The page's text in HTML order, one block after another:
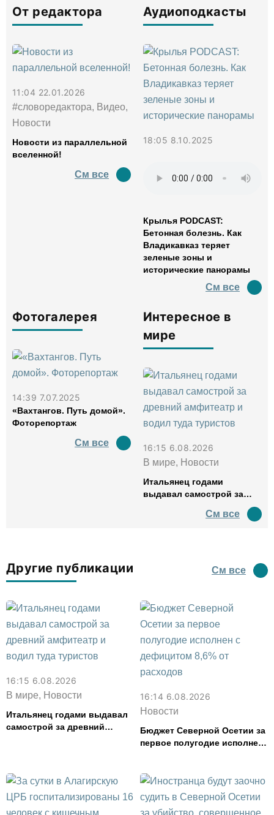
От редактора
11:04 22.01.2026
#словоредактора, Видео,
Новости
Новости из параллельной
вселенной!
См все
Аудиоподкасты
18:05 8.10.2025
Крылья PODCAST:
Бетонная болезнь. Как
Владикавказ теряет
зеленые зоны и
исторические панорамы
См все
Фотогалерея
14:39 7.07.2025
«Вахтангов. Путь домой».
Фоторепортаж
См все
Интересное в
мире
16:15 6.08.2026
В мире, Новости
Итальянец годами
выдавал самострой за
водил туда туристов
См все
Другие публикации См все
16:15 6.08.2026
В мире, Новости
Итальянец годами выдавал
самострой за древний
16:14 6.08.2026
Новости
Бюджет Северной Осетии за
первое полугодие исполнен